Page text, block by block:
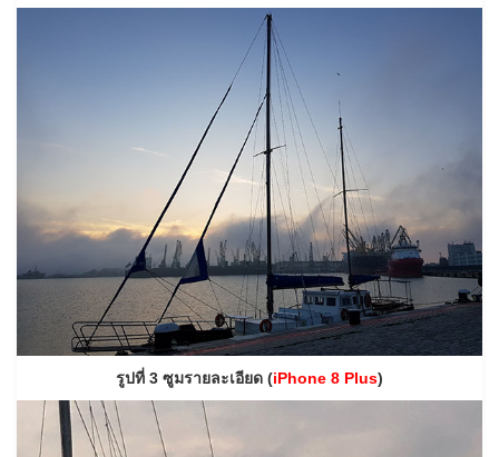
รูปที่ 3 ซูมรายละเอียด (iPhone 8 Plus)